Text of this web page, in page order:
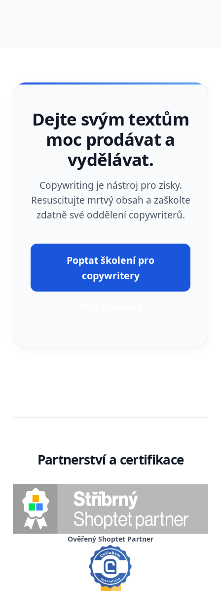
Dejte svým textům
moc prodávat a
vydělávat.
Copywriting je nástroj pro zisky.
Resuscitujte mrtvý obsah a zaškolte
zdatně své oddělení copywriterů.
Poptat školení pro
copywritery
Partnerství a certifikace
Ověřený Shoptet Partner